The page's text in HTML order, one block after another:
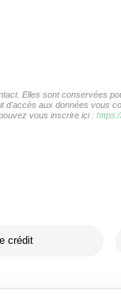
Elles sont conservées
aux données vous
vous inscrire ici :
crédit